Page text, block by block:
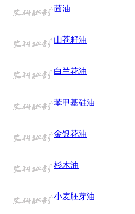
茴油
山苍籽油
白兰花油
苯甲基硅油
金银花油
杉木油
小麦胚芽油